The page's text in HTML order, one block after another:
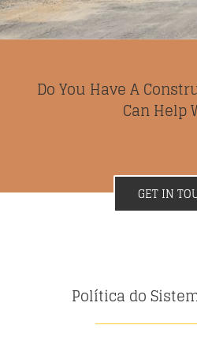
Do You Have A
Can Help
GET IN
Política do